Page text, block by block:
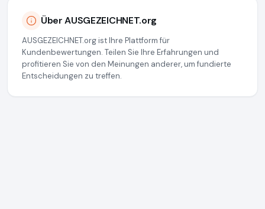
Über AUSGEZEICHNET.org
AUSGEZEICHNET.org ist Ihre Plattform für
Kundenbewertungen. Teilen Sie Ihre Erfahrungen und
profitieren Sie von den Meinungen anderer, um fundierte
Entscheidungen zu treffen.